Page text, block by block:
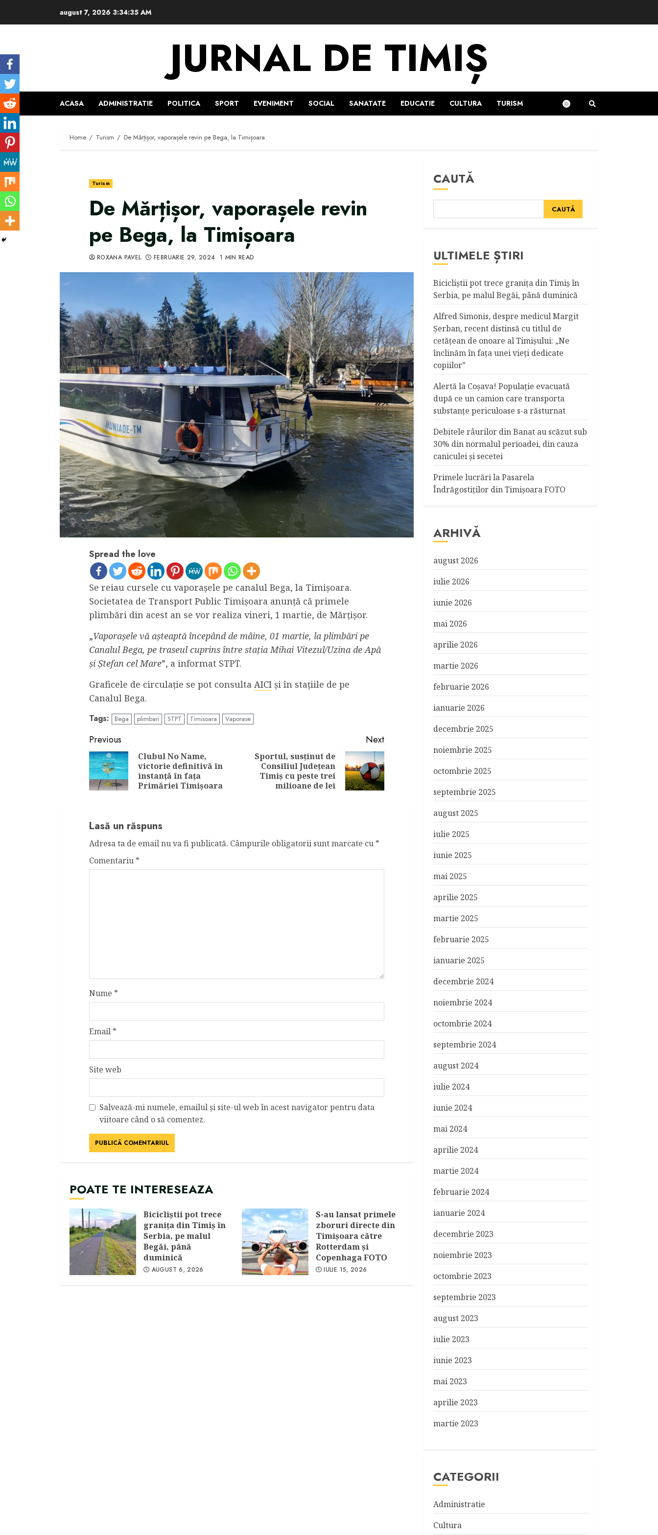
august 7, 2026 3:34:36 AM
JURNAL DE TIMIȘ
ACASA ADMINISTRATIE POLITICA SPORT EVENIMENT SOCIAL SANATATE EDUCATIE CULTURA TURISM
Home Turism De Mărțișor, vaporașele revin pe Bega, la Timișoara
Turism
De Mărțișor, vaporașele revin
pe Bega, la Timișoara
ROXANA PAVEL FEBRUARIE 29, 2024 1 MIN READ
Spread the love
Se reiau cursele cu vaporașele pe canalul Bega, la Timișoara.
Societatea de Transport Public Timișoara anunță că primele
plimbări din acest an se vor realiza vineri, 1 martie, de Mărțișor.
„Vaporașele vă așteaptă începând de mâine, 01 martie, la plimbări pe
Canalul Bega, pe traseul cuprins între stația Mihai Vitezul/Uzina de Apă
și Ștefan cel Mare”, a informat STPT.
Graficele de circulație se pot consulta AICI și în stațiile de pe
Canalul Bega.
Tags: Bega plimbari STPT Timisoara Vaporase
Continue
Reading
Previous
Previous
Clubul No Name,
victorie definitivă în
instanță în fața
Primăriei Timișoara
Next
Sportul, susținut de
Consiliul Județean
Timiș cu peste trei
milioane de lei
Lasă un răspuns
Adresa ta de email nu va fi publicată. Câmpurile obligatorii sunt marcate cu *
Comentariu *
Nume *
Email *
Site web
Salvează-mi numele, emailul și site-ul web în acest navigator pentru data
viitoare când o să comentez.
POATE TE INTERESEAZA
Bicicliştii pot trece
graniţa din Timiş în
Serbia, pe malul
Begăi, până
duminică
AUGUST 6, 2026
S-au lansat primele
zboruri directe din
Timişoara către
Rotterdam şi
Copenhaga FOTO
IULIE 15, 2026
CAUTĂ
CAUTĂ
ULTIMELE ȘTIRI
Bicicliştii pot trece graniţa din Timiş în
Serbia, pe malul Begăi, până duminică
Alfred Simonis, despre medicul Margit
Şerban, recent distinsă cu titlul de
cetățean de onoare al Timişului: „Ne
înclinăm în fața unei vieți dedicate
copiilor”
Alertă la Coşava! Populaţie evacuată
după ce un camion care transporta
substanţe periculoase s-a răsturnat
Debitele râurilor din Banat au scăzut sub
30% din normalul perioadei, din cauza
caniculei şi secetei
Primele lucrări la Pasarela
Îndrăgostiţilor din Timişoara FOTO
ARHIVĂ
august 2026
iulie 2026
iunie 2026
mai 2026
aprilie 2026
martie 2026
februarie 2026
ianuarie 2026
decembrie 2025
noiembrie 2025
octombrie 2025
septembrie 2025
august 2025
iulie 2025
iunie 2025
mai 2025
aprilie 2025
martie 2025
februarie 2025
ianuarie 2025
decembrie 2024
noiembrie 2024
octombrie 2024
septembrie 2024
august 2024
iulie 2024
iunie 2024
mai 2024
aprilie 2024
martie 2024
februarie 2024
ianuarie 2024
decembrie 2023
noiembrie 2023
octombrie 2023
septembrie 2023
august 2023
iulie 2023
iunie 2023
mai 2023
aprilie 2023
martie 2023
CATEGORII
Administratie
Cultura